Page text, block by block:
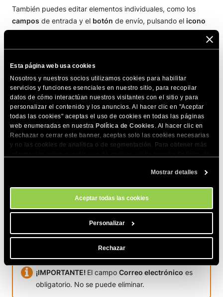
Esta página web usa cookies
Nosotros y nuestros socios utilizamos cookies para habilitar
servicios y funciones esenciales en nuestro sitio, para recopilar
datos de cómo interactúan nuestros visitantes con el sitio y para
personalizar el contenido y los anuncios. Al hacer clic en "Aceptar
todas las cookies" aceptas el uso de cookies en todas las páginas
web enumeradas en nuestra Política de Cookies . Al hacer clic en
Rechazar o cerrar este banner, aceptas solo las cookies necesarias
y no las cookies de analítica o de segmentación. Para obtener más
momento a través de la herramienta Configuración de Cookies de
Mostrar detalles
Aceptar todas las cookies
Personalizar
Rechazar
También puedes editar elementos individuales, como los
campos de entrada y el botón de envío, pulsando el icono
de flecha (>)correspondiente.
Contenido
datos de contacto de Email Marketing se muestran en el
formulario. Por defecto, el formulario incluirá los campos
Nombre,ApellidosyCorreo electrónico.
¡IMPORTANTE! El campo Correo electrónico es
obligatorio. No se puede eliminar.